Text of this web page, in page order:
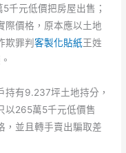
千元低價把房屋出售；
際價格，原本應以土地
欺罪判客製化貼紙王姓
持有9.237坪土地持分，
以265萬5千元低價售
，並且轉手賣出騙取差